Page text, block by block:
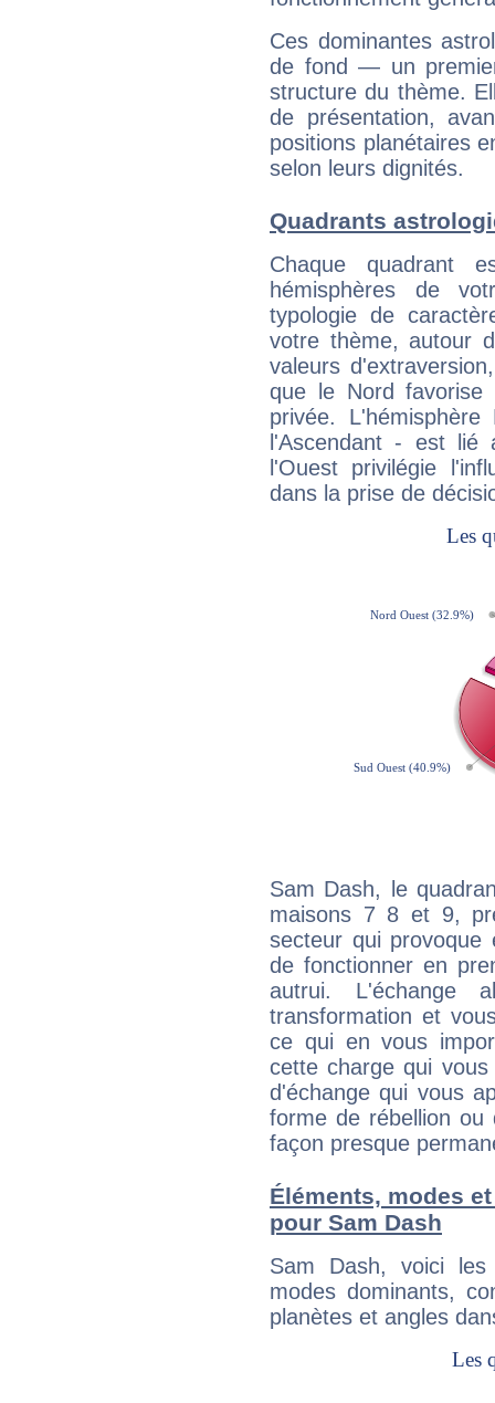
Ces dominantes
de fond — un
structure du thème.
de présentation,
positions planétaires
selon leurs dignités.
Quadrants
Chaque quadrant
hémisphères de
typologie de
votre thème, autour
valeurs
que le Nord favorise
privée.
l'Ascendant - est
l'Ouest privilégie
dans la prise de
Sam Dash, le
maisons 7 8 et 9,
secteur qui provoque
de fonctionner en
autrui. L'échange
transformation et
ce qui en vous
cette charge qui
d'échange qui vous
forme de rébellion ou
façon presque
Éléments, modes
pour Sam Dash
Sam Dash, voici
modes dominants,
planètes et angles